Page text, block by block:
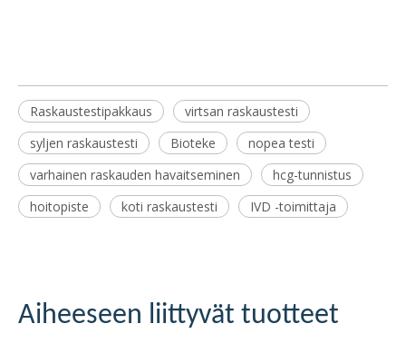
Raskaustestipakkaus
virtsan raskaustesti
syljen raskaustesti
Bioteke
nopea testi
varhainen raskauden havaitseminen
hcg-tunnistus
hoitopiste
koti raskaustesti IVD -toimittaja
Aiheeseen liittyvät tuotteet